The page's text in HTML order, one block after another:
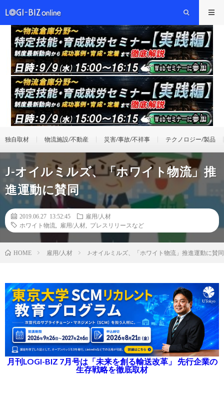
独自取材 物流施設/不動産 災害/事故/不祥事 テクノロジー/製品
J-オイルミルズ、「ホワイト物流」推
進運動に賛同
2019.06.27 13:52:45
雇用/人材
ホワイト物流
雇用/人材 プレスリリースなど
HOME 雇用/人材 J-オイルミルズ、「ホワイト物流」推進運動に賛同
月刊LOGI-BIZ 7月号は「未来を創る輸送改革」 先行企業の
生存戦略を徹底取材